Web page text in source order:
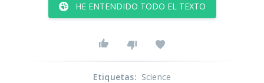
HE ENTENDIDO TODO EL TEXTO
Etiquetas: Science